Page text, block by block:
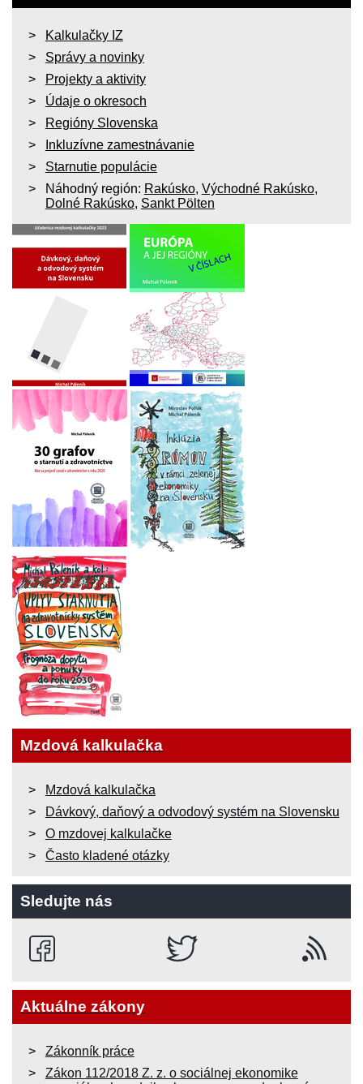
Kalkulačky IZ
Správy a novinky
Projekty a aktivity
Údaje o okresoch
Regióny Slovenska
Inkluzívne zamestnávanie
Starnutie populácie
Náhodný región: Rakúsko, Východné Rakúsko,
Dolné Rakúsko, Sankt Pölten
Mzdová kalkulačka
Mzdová kalkulačka
Dávkový, daňový a odvodový systém na Slovensku
O mzdovej kalkulačke
Často kladené otázky
Sledujte nás
Aktuálne zákony
Zákonník práce
Zákon 112/2018 Z. z. o sociálnej ekonomike